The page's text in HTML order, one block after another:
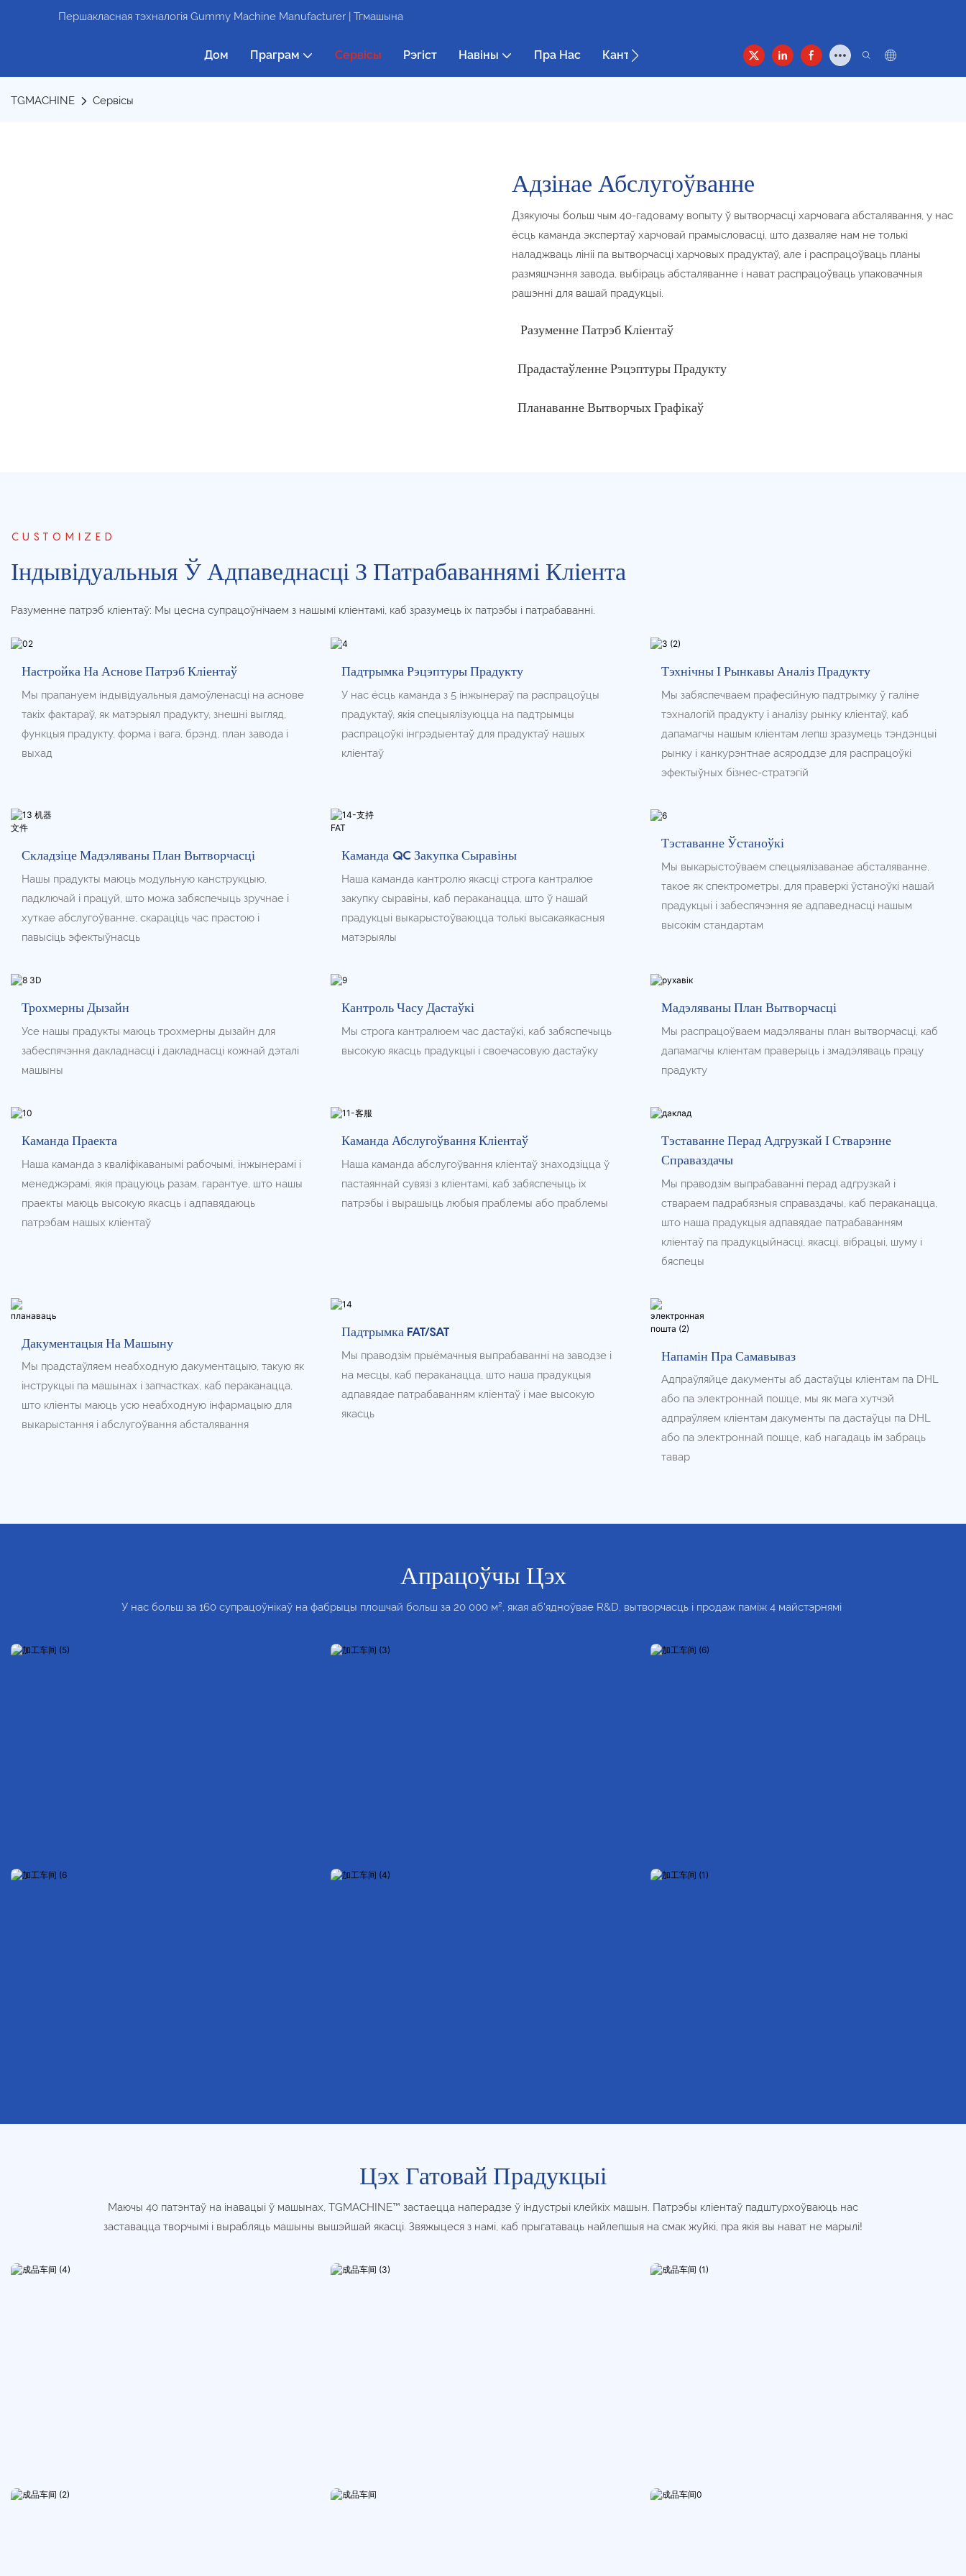
Першакласная тэхналогія Gummy Machine Manufacturer | Тгмашына
Дом Праграм Сервісы Рэгіст Навіны Пра Нас Кантакт
TGMACHINE Сервісы
Адзінае Абслугоўванне
Дзякуючы больш чым 40-гадоваму вопыту ў вытворчасці харчовага абсталявання, у нас
ёсць каманда экспертаў харчовай прамысловасці, што дазваляе нам не толькі
наладжваць лініі па вытворчасці харчовых прадуктаў, але і распрацоўваць планы
размяшчэння завода, выбіраць абсталяванне і нават распрацоўваць упаковачныя
рашэнні для вашай прадукцыі.
Разуменне Патрэб Кліентаў
Прадастаўленне Рэцэптуры Прадукту
Планаванне Вытворчых Графікаў
CUSTOMIZED
Індывідуальныя Ў Адпаведнасці З Патрабаваннямі Кліента
Разуменне патрэб кліентаў: Мы цесна супрацоўнічаем з нашымі кліентамі, каб зразумець іх патрэбы і патрабаванні.
Настройка На Аснове Патрэб Кліентаў
Мы прапануем індывідуальныя дамоўленасці на аснове
такіх фактараў, як матэрыял прадукту, знешні выгляд,
функцыя прадукту, форма і вага, брэнд, план завода і
выхад
Падтрымка Рэцэптуры Прадукту
У нас ёсць каманда з 5 інжынераў па распрацоўцы
прадуктаў, якія спецыялізуюцца на падтрымцы
распрацоўкі інгрэдыентаў для прадуктаў нашых
кліентаў
Тэхнічны І Рынкавы Аналіз Прадукту
Мы забяспечваем прафесійную падтрымку ў галіне
тэхналогій прадукту і аналізу рынку кліентаў, каб
дапамагчы нашым кліентам лепш зразумець тэндэнцыі
рынку і канкурэнтнае асяроддзе для распрацоўкі
эфектыўных бізнес-стратэгій
Складзіце Мадэляваны План Вытворчасці
Нашы прадукты маюць модульную канструкцыю,
падключай і працуй, што можа забяспечыць зручнае і
хуткае абслугоўванне, скараціць час прастою і
павысіць эфектыўнасць
Каманда QC Закупка Сыравіны
Наша каманда кантролю якасці строга кантралюе
закупку сыравіны, каб пераканацца, што ў нашай
прадукцыі выкарыстоўваюцца толькі высакаякасныя
матэрыялы
Тэставанне Ўстаноўкі
Мы выкарыстоўваем спецыялізаванае абсталяванне,
такое як спектрометры, для праверкі ўстаноўкі нашай
прадукцыі і забеспячэння яе адпаведнасці нашым
высокім стандартам
Трохмерны Дызайн
Усе нашы прадукты маюць трохмерны дызайн для
забеспячэння дакладнасці і дакладнасці кожнай дэталі
машыны
Кантроль Часу Дастаўкі
Мы строга кантралюем час дастаўкі, каб забяспечыць
высокую якасць прадукцыі і своечасовую дастаўку
Мадэляваны План Вытворчасці
Мы распрацоўваем мадэляваны план вытворчасці, каб
дапамагчы кліентам праверыць і змадэляваць працу
прадукту
Каманда Праекта
Наша каманда з кваліфікаванымі рабочымі, інжынерамі і
менеджэрамі, якія працуюць разам, гарантуе, што нашы
праекты маюць высокую якасць і адпавядаюць
патрэбам нашых кліентаў
Каманда Абслугоўвання Кліентаў
Наша каманда абслугоўвання кліентаў знаходзіцца ў
пастаяннай сувязі з кліентамі, каб забяспечыць іх
патрэбы і вырашыць любыя праблемы або праблемы
Тэставанне Перад Адгрузкай І Стварэнне
Справаздачы
Мы праводзім выпрабаванні перад адгрузкай і
ствараем падрабязныя справаздачы, каб пераканацца,
што наша прадукцыя адпавядае патрабаванням
кліентаў па прадукцыйнасці, якасці, вібрацыі, шуму і
бяспецы
Дакументацыя На Машыну
Мы прадстаўляем неабходную дакументацыю, такую ​​як
інструкцыі па машынах і запчастках, каб пераканацца,
што кліенты маюць усю неабходную інфармацыю для
выкарыстання і абслугоўвання абсталявання
Падтрымка FAT/SAT
Мы праводзім прыёмачныя выпрабаванні на заводзе і
на месцы, каб пераканацца, што наша прадукцыя
адпавядае патрабаванням кліентаў і мае высокую
якасць
Напамін Пра Самавываз
Адпраўляйце дакументы аб дастаўцы кліентам па DHL
або па электроннай пошце, мы як мага хутчэй
адпраўляем кліентам дакументы па дастаўцы па DHL
або па электроннай пошце, каб нагадаць ім забраць
тавар
Апрацоўчы Цэх
У нас больш за 160 супрацоўнікаў на фабрыцы плошчай больш за 20 000 м², якая аб'ядноўвае R&D, вытворчасць і продаж паміж 4 майстэрнямі
Цэх Гатовай Прадукцыі
Маючы 40 патэнтаў на інавацыі ў машынах, TGMACHINE™ застаецца наперадзе ў індустрыі клейкіх машын. Патрэбы кліентаў падштурхоўваюць нас
заставацца творчымі і вырабляць машыны вышэйшай якасці. Звяжыцеся з намі, каб прыгатаваць найлепшыя на смак жуйкі, пра якія вы нават не марылі!